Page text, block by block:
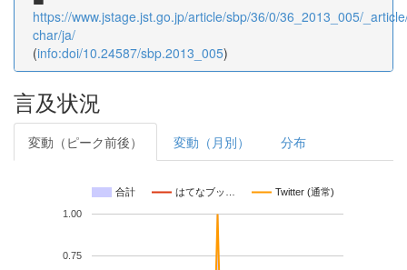
https://www.jstage.jst.go.jp/article/sbp/36/0/36_2013_005/
char/ja/
(info:doi/10.24587/sbp.2013_005)
言及状況
変動（ピーク前後） 変動（月別） 分布
合計 はてなブッ… Twitter (通常)
0.75
1.00